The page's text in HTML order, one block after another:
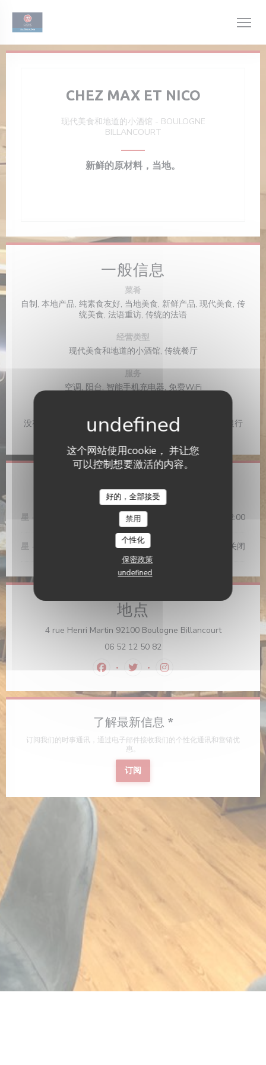
这个网站使用cookie， 并让您
可以控制想要激活的内容。
好的，全部接受
禁用
个性化
保密政策
undefined
CHEZ MAX ET NICO
现代美食和地道的小酒馆 - BOULOGNE
BILLANCOURT
新鲜的原材料，当地。
一般信息
菜肴
自制, 本地产品, 纯素食友好, 当地美食, 新鲜产品, 现代美食, 传
统美食, 法语重访, 传统的法语
经营类型
现代美食和地道的小酒馆, 传统餐厅
服务
空调, 阳台, 智能手机充电器, 免费WiFi
没有联系, Apple Pay, 采购订单, Paiement Sans联系人, 银行
转帐, 现金, 检查, 欧洲卡/万事达卡, 签证, 借记卡
营业时间
星 - 12:00 - 14:15 19:00 - 22:00
星 - 关闭
地点
4 rue Henri Martin 92100 Boulogne Billancourt((在新窗口
06 52 12 50 82
Facebook ((在新窗口中打开))
Twitter ((在新窗口中打开))
Instagram ((在新窗口中
了解最新信息 *
订阅我们的时事通讯，通过电子邮件接收我们的个性化通讯和营销优
惠。
订阅